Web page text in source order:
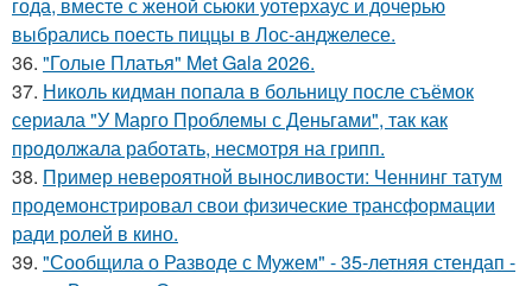
выбрались поесть пиццы в Лос-анджелесе.
36. "Голые Платья" Met Gala 2026.
37. Николь кидман попала в больницу после съёмок
сериала "У Марго Проблемы с Деньгами", так как
продолжала работать, несмотря на грипп.
38. Пример невероятной выносливости: Ченнинг татум
продемонстрировал свои физические трансформации
ради ролей в кино.
39. "Сообщила о Разводе с Мужем" - 35-летняя стендап -